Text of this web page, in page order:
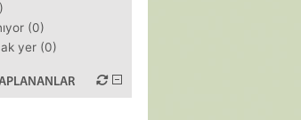
önce de 3-4 yıl çıkmıştık, ben o
(0)
yer (0)